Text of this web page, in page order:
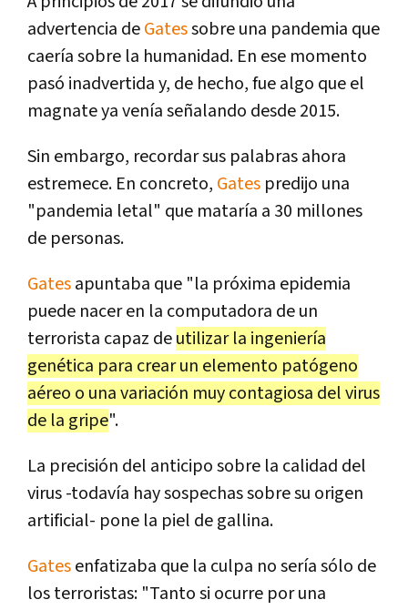
advertencia deGatessobre una pandemia que
caería sobre la humanidad. En ese momento
pasó inadvertida y, de hecho, fue algo que el
magnate ya venía señalando desde 2015.
Sin embargo, recordar sus palabras ahora
estremece. En concreto, Gates predijo una
"pandemia letal" que mataría a 30 millones
de personas.
Gatesapuntaba que "la próxima epidemia
puede nacer en la computadora de un
terrorista capaz deutilizar la ingeniería
genética para crear un elemento patógeno
aéreo o una variación muy contagiosa del virus
de la gripe".
La precisión del anticipo sobre la calidad del
virus -todavía hay sospechas sobre su origen
artificial- pone la piel de gallina.
Gatesenfatizaba que la culpa no sería sólo de
los terroristas: "Tanto si ocurre por una